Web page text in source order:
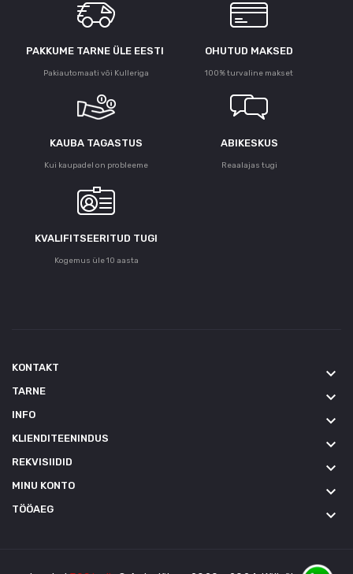
PAKKUME TARNE ÜLE ЕESTI
Pakiautomaati või Kulleriga
OHUTUD MAKSED
100% turvaline makset
KAUBA TAGASTUS
Kui kaupadel on probleeme
ABIKESKUS
Reaalajas tugi
KVALIFITSEERITUD TUGI
Kogemus üle 10 aasta
KONTAKT keyboard_arrow_down
TARNE keyboard_arrow_down
INFO keyboard_arrow_down
KLIENDITEENINDUS keyboard_arrow_down
REKVISIIDID keyboard_arrow_down
MINU KONTO keyboard_arrow_down
TÖÖAEG keyboard_arrow_down